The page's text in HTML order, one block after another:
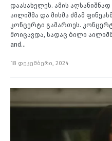
დაასახელეს. ამის
აილიშმა და მისმა ძმამ
კონცერტი გამართეს.
მოიცავდა, სადაც ბილი
and…
18 დეკემბერი, 2024